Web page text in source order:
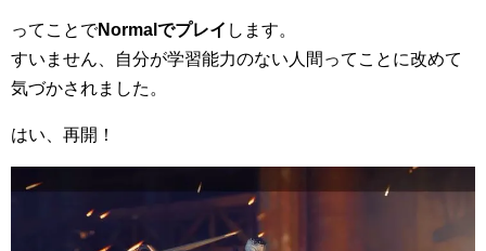
ってことでNormalでプレイ します。
すいません、自分が学習能力のない人間ってことに改めて
気づかされました。
はい、再開！